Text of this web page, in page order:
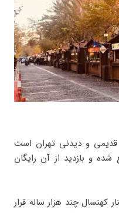
قدیمی و دیدنی تهران است
و بازدید از آن رایگان
چند هزار ساله قرار